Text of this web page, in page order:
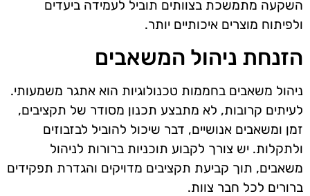
השקעה מתמשכת בצוותים תוביל לעמידה ביעדים
ולפיתוח מוצרים איכותיים יותר.
הזנחת ניהול המשאבים
ניהול משאבים בחממות טכנולוגיות הוא אתגר משמעותי.
לעיתים קרובות, לא מתבצע תכנון מסודר של תקציבים,
זמן ומשאבים אנושיים, דבר שיכול להוביל לבזבוזים
ולתקלות. יש צורך לקבוע תוכניות ברורות לניהול
משאבים, תוך קביעת תקציבים מדויקים והגדרת תפקידים
ברורים לכל חבר צוות.